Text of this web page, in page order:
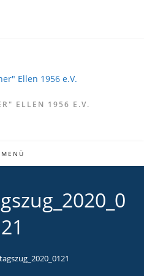
ELLEN 1956 E.V.
MENÜ